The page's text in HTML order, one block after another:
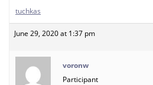
tuchkas
June 29, 2020 at 1:37 pm
voronw
Participant